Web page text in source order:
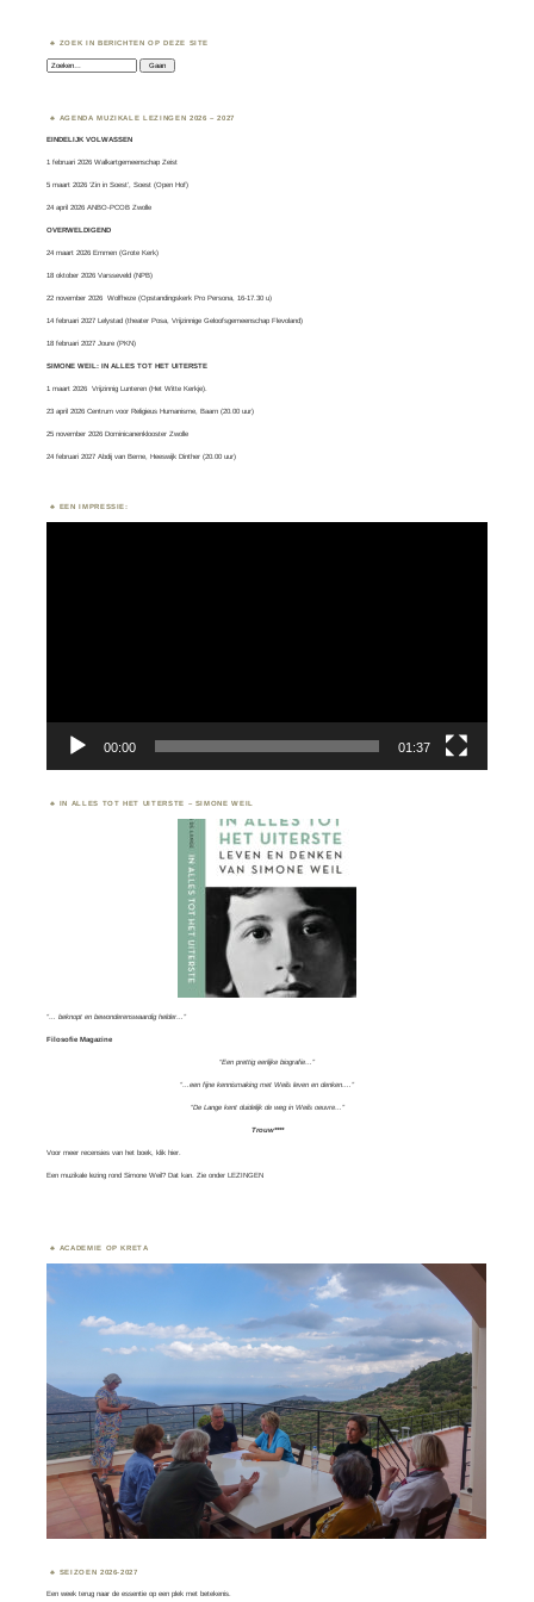
ZOEK IN BERICHTEN OP DEZE SITE
Zoeken:
AGENDA MUZIKALE LEZINGEN 2026 – 2027
EINDELIJK VOLWASSEN
1 februari 2026 Walkartgemeenschap Zeist
5 maart 2026 ‘Zin in Soest’, Soest (Open Hof)
24 april 2026 ANBO-PCOB Zwolle
OVERWELDIGEND
24 maart 2026 Emmen (Grote Kerk)
18 oktober 2026 Varsseveld (NPB)
22 november 2026 Wolfheze (Opstandingskerk Pro Persona, 16-17.30 u)
14 februari 2027 Lelystad (theater Posa, Vrijzinnige Geloofsgemeenschap Flevoland)
18 februari 2027 Joure (PKN)
SIMONE WEIL: IN ALLES TOT HET UITERSTE
1 maart 2026Vrijzinnig Lunteren (Het Witte Kerkje).
23 april 2026 Centrum voor Religieus Humanisme, Baarn (20.00 uur)
25 november 2026 Dominicanenklooster Zwolle
24 februari 2027 Abdij van Berne, Heeswijk Dinther (20.00 uur)
EEN IMPRESSIE:
00:00 01:37
IN ALLES TOT HET UITERSTE – SIMONE WEIL
“… beknopt en bewonderenswaardig helder…”
Filosofie Magazine
“Een prettig eerlijke biografie…”
“…een fijne kennismaking met Weils leven en denken….”
“De Lange kent duidelijk de weg in Weils oeuvre…”
Trouw****
Voor meer recensies van het boek, klik hier.
Een muzikale lezing rond Simone Weil? Dat kan. Zie onderLEZINGEN
ACADEMIE OP KRETA
SEIZOEN 2026-2027
Een week terug naar de essentie op een plek met betekenis.